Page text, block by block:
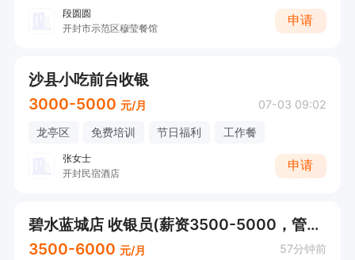
段圆圆
开封市示范区穆莹餐馆
申请
沙县小吃前台收银
3000-5000 元/月 07-03 09:02
龙亭区 免费培训 节日福利 工作餐
张女士
开封民宿酒店
申请
碧水蓝城店 收银员(薪资3500-5000，管3顿饭）
3500-6000 元/月 57分钟前